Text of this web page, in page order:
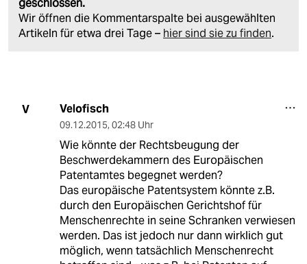
geschlossen.
Wir öffnen die Kommentarspalte bei ausgewählten
Artikeln für etwa drei Tage – hier sind sie zu finden.
V Velofisch
09.12.2015, 02:48 Uhr
Wie könnte der Rechtsbeugung der
Beschwerdekammern des Europäischen
Patentamtes begegnet werden?
Das europäische Patentsystem könnte z.B.
durch den Europäischen Gerichtshof für
Menschenrechte in seine Schranken verwiesen
werden. Das ist jedoch nur dann wirklich gut
möglich, wenn tatsächlich Menschenrecht